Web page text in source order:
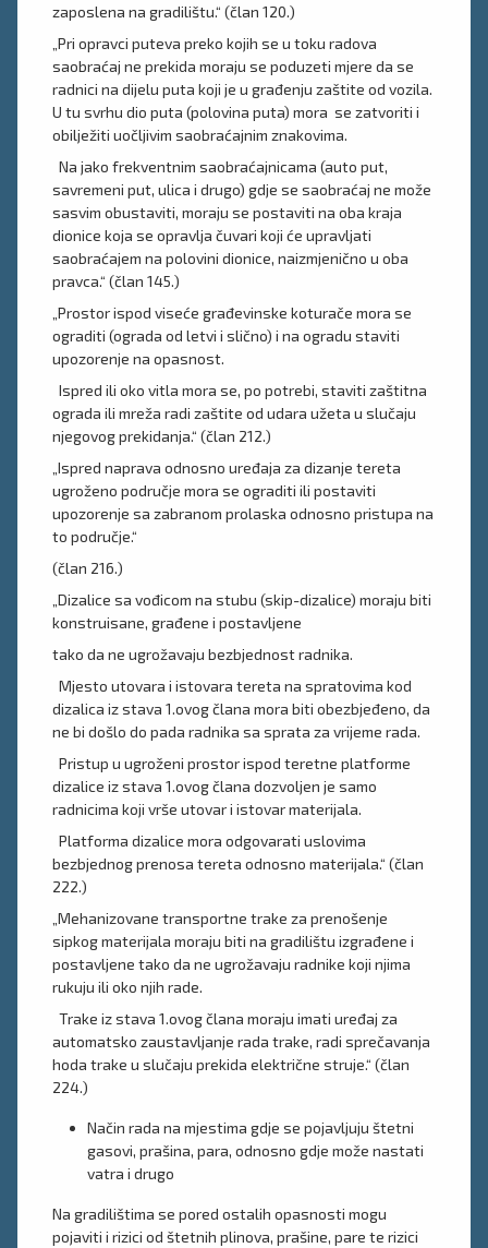
zaposlena na gradilištu.“ (član 120.)
„Pri opravci puteva preko kojih se u toku radova
saobraćaj ne prekida moraju se poduzeti mjere da se
radnici na dijelu puta koji je u građenju zaštite od vozila.
U tu svrhu dio puta (polovina puta) mora se zatvoriti i
obilježiti uočljivim saobraćajnim znakovima.
Na jako frekventnim saobraćajnicama (auto put,
savremeni put, ulica i drugo) gdje se saobraćaj ne može
sasvim obustaviti, moraju se postaviti na oba kraja
dionice koja se opravlja čuvari koji će upravljati
saobraćajem na polovini dionice, naizmjenično u oba
pravca.“ (član 145.)
„Prostor ispod viseće građevinske koturače mora se
ograditi (ograda od letvi i slično) i na ogradu staviti
upozorenje na opasnost.
Ispred ili oko vitla mora se, po potrebi, staviti zaštitna
ograda ili mreža radi zaštite od udara užeta u slučaju
njegovog prekidanja.“ (član 212.)
„Ispred naprava odnosno uređaja za dizanje tereta
ugroženo područje mora se ograditi ili postaviti
upozorenje sa zabranom prolaska odnosno pristupa na
to područje.“
(član 216.)
„Dizalice sa vođicom na stubu (skip-dizalice) moraju biti
konstruisane, građene i postavljene
tako da ne ugrožavaju bezbjednost radnika.
Mjesto utovara i istovara tereta na spratovima kod
dizalica iz stava 1.ovog člana mora biti obezbjeđeno, da
ne bi došlo do pada radnika sa sprata za vrijeme rada.
Pristup u ugroženi prostor ispod teretne platforme
dizalice iz stava 1.ovog člana dozvoljen je samo
radnicima koji vrše utovar i istovar materijala.
Platforma dizalice mora odgovarati uslovima
bezbjednog prenosa tereta odnosno materijala.“ (član
222.)
„Mehanizovane transportne trake za prenošenje
sipkog materijala moraju biti na gradilištu izgrađene i
postavljene tako da ne ugrožavaju radnike koji njima
rukuju ili oko njih rade.
Trake iz stava 1.ovog člana moraju imati uređaj za
automatsko zaustavljanje rada trake, radi sprečavanja
hoda trake u slučaju prekida električne struje.“ (član
224.)
Način rada na mjestima gdje se pojavljuju štetni
gasovi, prašina, para, odnosno gdje može nastati
vatra i drugo
Na gradilištima se pored ostalih opasnosti mogu
pojaviti i rizici od štetnih plinova, prašine, pare te rizici